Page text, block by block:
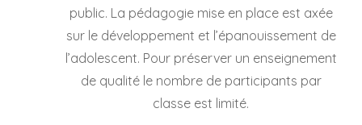
public. La pédagogie mise en place est axée
sur le développement et l’épanouissement de
l’adolescent. Pour préserver un enseignement
de qualité le nombre de participants par
classe est limité.